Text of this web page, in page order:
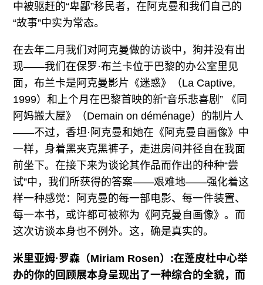
中被驱赶的“卑鄙”移民者，在阿克曼和我们自己的
“故事”中实为常态。
在去年二月我们对阿克曼做的访谈中，狗并没有出
现——我们在保罗·布兰卡位于巴黎的办公室里见
面，布兰卡是阿克曼影片《迷惑》（La Captive,
1999）和上个月在巴黎首映的新“音乐悲喜剧” 《同
阿妈搬大屋》（Demain on déménage）的制片人
——不过，香坦·阿克曼和她在《阿克曼自画像》中
一样，身着黑夹克黑裤子，走进房间并径自在我面
前坐下。在接下来为谈论其作品而作出的种种“尝
试”中，我们所获得的答案——艰难地——强化着这
样一种感觉：阿克曼的每一部电影、每一件装置、
每一本书，或许都可被称为《阿克曼自画像》。而
这次访谈本身也不例外。这，确是真实的。
米里亚姆·罗森（Miriam Rosen）:在蓬皮杜中心举
办的你的回顾展本身呈现出了一种综合的全貌，而